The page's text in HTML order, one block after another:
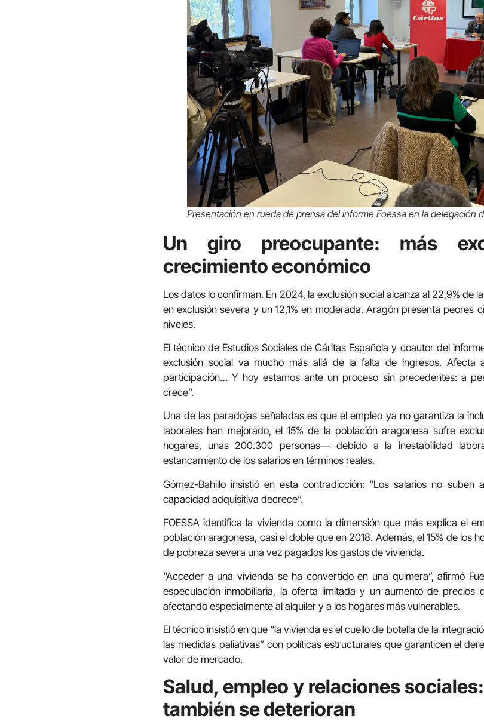
Presentación en rueda de prensa del informe Foessa en la delegación
Un giro preocupante: más
crecimiento económico
Los datos lo confirman. En 2024, la exclusión social alcanza al 22,9% de
en exclusión severa y un 12,1% en moderada. Aragón presenta peores
niveles.
El técnico de Estudios Sociales de Cáritas Española y coautor del
exclusión social va mucho más allá de la falta de ingresos. Afecta
participación… Y hoy estamos ante un proceso sin precedentes: a
crece”.
Una de las paradojas señaladas es que el empleo ya no garantiza la
laborales han mejorado, el 15% de la población aragonesa sufre
hogares, unas 200.300 personas— debido a la inestabilidad
estancamiento de los salarios en términos reales.
Gómez-Bahillo insistió en esta contradicción: “Los salarios no
capacidad adquisitiva decrece”.
FOESSA identifica la vivienda como la dimensión que más explica el
población aragonesa, casi el doble que en 2018. Además, el 15% de los
de pobreza severa una vez pagados los gastos de vivienda.
“Acceder a una vivienda se ha convertido en una quimera”, afirmó
especulación inmobiliaria, la oferta limitada y un aumento de precios
afectando especialmente al alquiler y a los hogares más vulnerables.
El técnico insistió en que “la vivienda es el cuello de botella de la
las medidas paliativas” con políticas estructurales que garanticen el
valor de mercado.
Salud, empleo y relaciones
también se deterioran